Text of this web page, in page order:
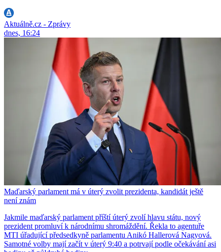
Aktuálně.cz - Zprávy
dnes, 16:24
Maďarský parlament má v úterý zvolit prezidenta, kandidát ještě
není znám
Jakmile maďarský parlament příští úterý zvolí hlavu státu, nový
prezident promluví k národnímu shromáždění. Řekla to agentuře
MTI úřadující předsedkyně parlamentu Anikó Hallerová Nagyová.
Samotné volby mají začít v úterý 9:40 a potrvají podle očekávání asi